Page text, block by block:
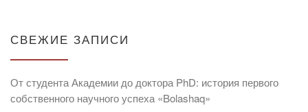
СВЕЖИЕ ЗАПИСИ
От студента Академии до доктора PhD: история первого
собственного научного успеха «Bolashaq»